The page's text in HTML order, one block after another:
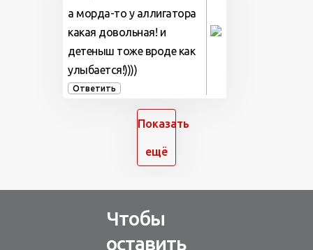
а морда-то у аллигатора
какая довольная! и
детеныш тоже вроде как
улыбается!))))
Ответить
Показать
ещё
Чтобы
оставить